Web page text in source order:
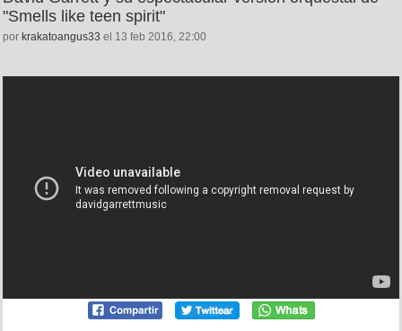
"Smells like teen spirit"
por krakatoangus33 el 13 feb 2016, 22:00